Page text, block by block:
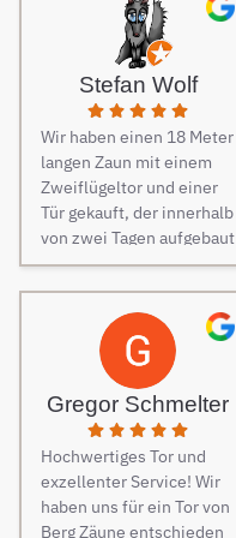
Stefan Wolf
Wir haben einen 18 Meter
langen Zaun mit einem
Zweiflügeltor und einer
Tür gekauft, der innerhalb
von zwei Tagen aufgebaut
wurde. Am dritten Tag
kamen die Elektriker, um
die Steuerung und
Elektrik des Tores
fachmännisch
anzuschließen.
Besonders
hervorzuheben ist die
Unterstützung während
des Auswahlprozesses.
Unsere
Gregor Schmelter
Hochwertiges Tor und
exzellenter Service! Wir
haben uns für ein Tor von
Berg Zäune entschieden